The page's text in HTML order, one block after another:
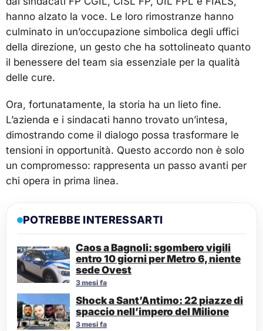
hanno alzato la voce. Le loro rimostranze hanno
culminato in un’occupazione simbolica degli uffici
della direzione, un gesto che ha sottolineato quanto
il benessere del team sia essenziale per la qualità
delle cure.
Ora, fortunatamente, la storia ha un lieto fine.
L’azienda e i sindacati hanno trovato un’intesa,
dimostrando come il dialogo possa trasformare le
tensioni in opportunità. Questo accordo non è solo
un compromesso: rappresenta un passo avanti per
chi opera in prima linea.
POTREBBE INTERESSARTI
Caos a Bagnoli: sgombero vigili
entro 10 giorni per Metro 6, niente
sede Ovest
3 mesi fa
Shock a Sant’Antimo: 22 piazze di
spaccio nell’impero del Milione
3 mesi fa